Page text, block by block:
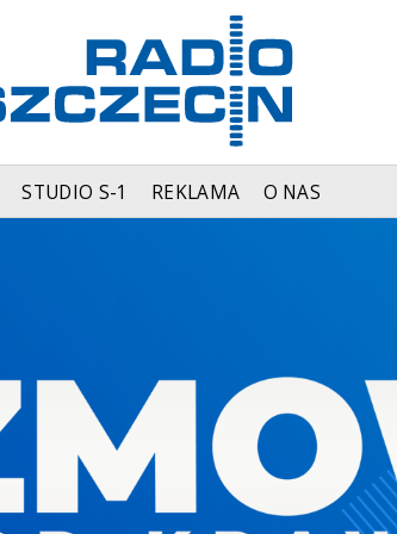
STUDIO S-1 REKLAMA O NAS